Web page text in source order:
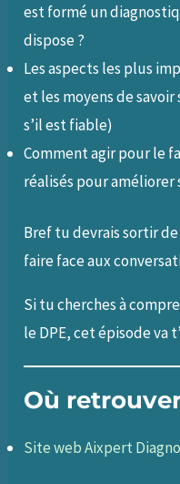
est formé un
dispose ?
Les aspects les plus
et les moyens de
s’il est fiable)
Comment agir pour le
réalisés pour améliorer
Bref tu devrais sortir
faire face aux
Si tu cherches à
le DPE, cet épisode va
Où
Site web Aixpert